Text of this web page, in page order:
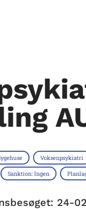
Voksenpsykiatri
Sanktion: Ingen
24-